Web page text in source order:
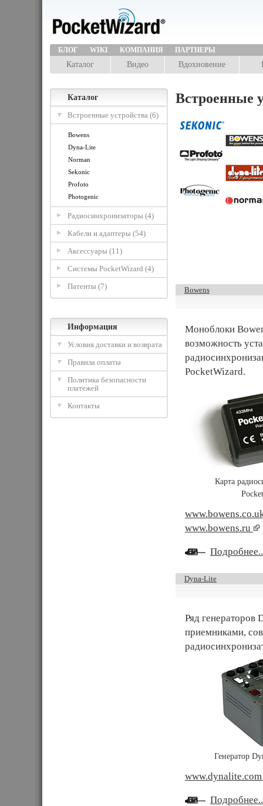
БЛОГ WIKI КОМПАНИЯ ПАРТНЕРЫ
Каталог Видео Вдохновение
Каталог
Встроенные устройства (6)
Bowens
Dyna-Lite
Norman
Sekonic
Profoto
Photogenic
Радиосинхронизаторы (4)
Кабели и адаптеры (54)
Аксессуары (11)
Системы PocketWizard (4)
Патенты (7)
Информация
Условия доставки и возврата
Правила оплаты
Политика безопасности
платежей
Контакты
Встроенные
Bowens
Моноблоки
возможность
PocketWizard.
Карта
www.bowens.ru
Dyna-Lite
Ряд генераторов
приемниками,
Генератор